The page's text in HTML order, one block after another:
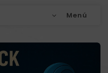
Menú